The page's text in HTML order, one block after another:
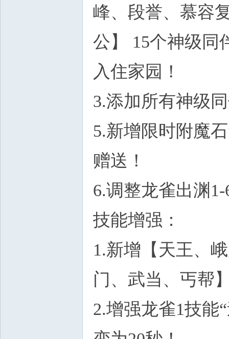
峰、段誉、慕容
公】 15个神级同
入住家园！
3.添加所有神级
5.新增限时附魔
赠送！
6.调整龙雀出渊
技能增强：
1.新增【天王、
门、武当、丐帮
2.增强龙雀1技能